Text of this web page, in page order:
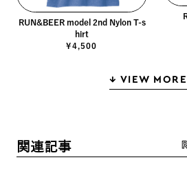
RUN&BEER model 2nd Nylon T-s
hirt
¥4,500
↓ VIEW
関連記事